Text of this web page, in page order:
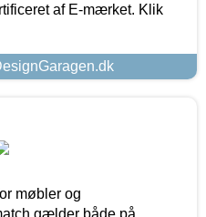
af E-mærket. Klik
møbler og
gælder både på